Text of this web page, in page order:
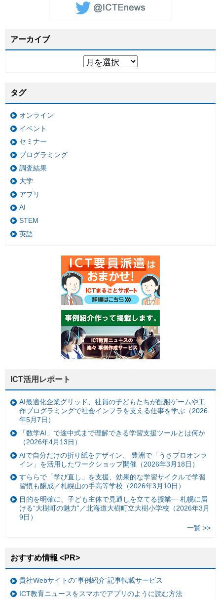
アーカイブ
タグ
オンライン
イベント
セミナー
プログラミング
調査結果
大学
アプリ
AI
STEM
英語
ICT活用レポート
AI最適化企業グリッド、社員の子どもたちが配船ゲームや工
作プログラミングで社会インフラを支える仕事を学ぶ（2026
年5月7日）
「数学AI」で途中式まで理解できる学習支援ツールとは何か
（2026年4月13日）
AIで自分だけの折り紙をデザイン、 豊洲で「うさプロオンラ
イン」を活用したワークショップ開催（2026年3月18日）
すららで「学び直し」を支援、効果的な学習サイクルで学習
習慣も醸成／札幌山の手高等学校（2026年3月10日）
目的を明確に、子ども主体で見通しを立てる授業— 札幌に届
ける“大樹町の魅力”／北海道大樹町立大樹小学校（2026年3月
9日）
一覧 >>
おすすめ情報 <PR>
貴社Webサイトの“事例紹介”記事転載サービス
ICT教育ニュースをスマホでアプリのように読む方法